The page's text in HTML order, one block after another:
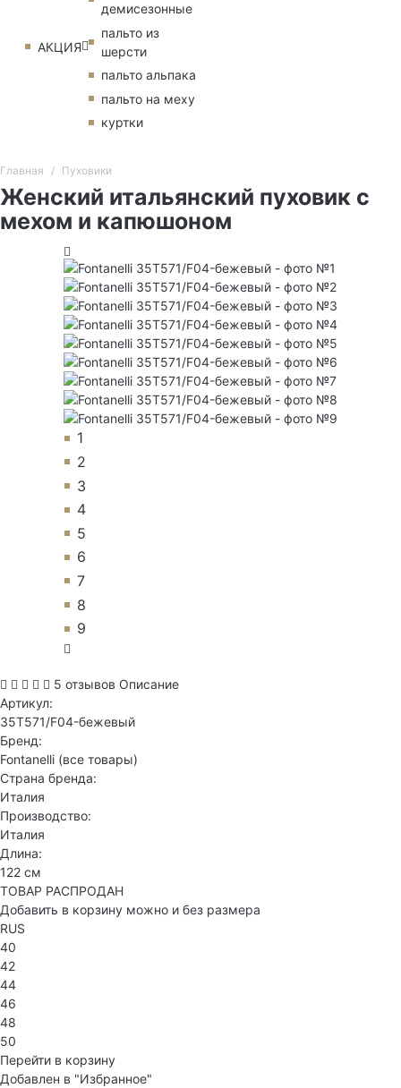
АКЦИЯ
демисезонные
пальто из
шерсти
пальто альпака
пальто на меху
куртки
Главная Пуховики
Женский итальянский пуховик с
мехом и капюшоном
1
2
3
4
5
6
7
8
9
5 отзывов Описание
Артикул:
35T571/F04-бежевый
Бренд:
Fontanelli (все товары)
Страна бренда:
Италия
Производство:
Италия
Длина:
122 см
ТОВАР РАСПРОДАН
Добавить в корзину можно и без размера
RUS
40
42
44
46
48
50
Перейти в корзину
Добавлен в "Избранное"